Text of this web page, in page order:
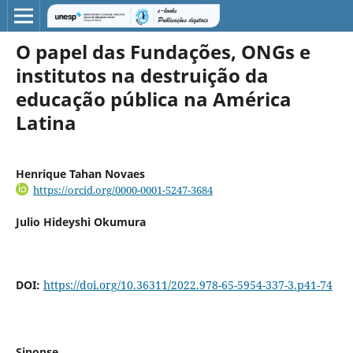
O papel das Fundações, ONGs e
institutos na destruição da
educação pública na América
Latina
Henrique Tahan Novaes
https://orcid.org/0000-0001-5247-3684
Julio Hideyshi Okumura
DOI: https://doi.org/10.36311/2022.978-65-5954-337-3.p41-74